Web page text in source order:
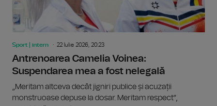
Sport | intern 22 Iulie 2026, 20:23
Antrenoarea Camelia Voinea:
Suspendarea mea a fost nelegală
„Meritam altceva decât jigniri publice și acuzații
monstruoase depuse la dosar. Meritam respect”,